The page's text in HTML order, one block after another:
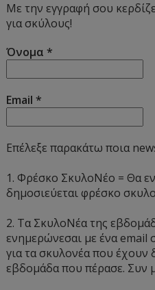
Με την εγγραφή σου
για σκύλους!
Όνομα*
Email*
Επέλεξε παρακάτω ποια
1. Φρέσκο ΣκυλοΝέο = Θα
δημοσιεύεται φρέσκο
2. Τα ΣκυλοΝέα της
ενημερώνεσαι με ένα email
για τα σκυλονέα που έχουν
εβδομάδα που πέρασε. Συν